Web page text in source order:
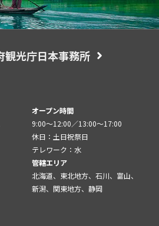
観光庁日本事務所
オープン時間
9:00～12:00／13:00～17:00
休日：土日祝祭日
テレワーク：水
管轄エリア
北海道、東北地方、石川、富山、
新潟、関東地方、静岡